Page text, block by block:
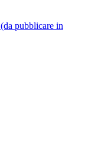
pubblicare in